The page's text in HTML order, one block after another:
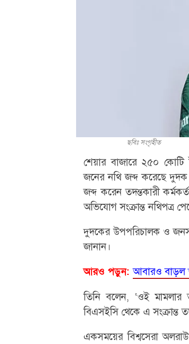
ছবিঃ সংগৃহীত
শেয়ার বাজারে ২৫০ কোটি
জনের নথি জব্দ করেছে
জব্দ করেন তদন্তকারী
অভিযোগ সংক্রান্ত নথিপত্র
দুদকের উপপরিচালক ও
জানান।
আরও পড়ুন: আবারও বাড়ল
তিনি বলেন, ‘ওই মামলার
বিএসইসি থেকে এ সংক্রান্ত
একসময়ের বিশ্বসেরা